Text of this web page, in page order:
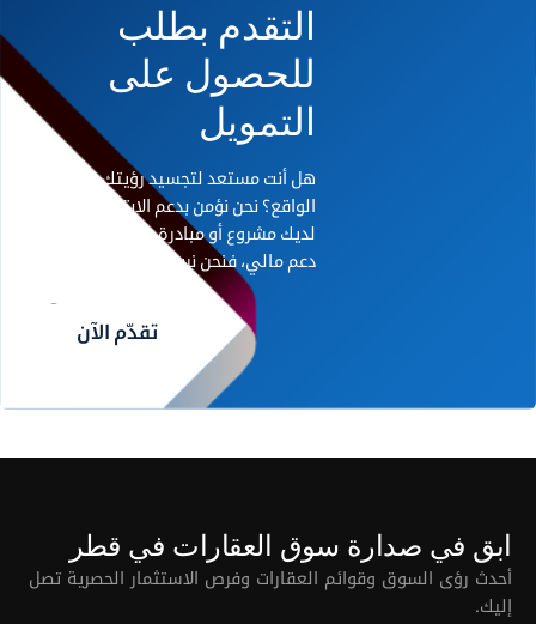
التقدم بطلب
للحصول على
التمويل
هل أنت مستعد لتجسيد رؤيتك على أرض
الواقع؟ نحن نؤمن بدعم الابتكار. إذا كان
لديك مشروع أو مبادرة رائدة تحتاج إلى
دعم مالي، فنحن نريد أن نسمع منك.
تقدّم الآن
ابق في صدارة سوق العقارات في قطر
أحدث رؤى السوق وقوائم العقارات وفرص الاستثمار الحصرية تصل
إليك.